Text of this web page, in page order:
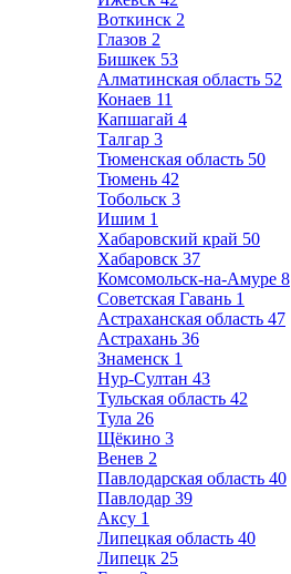
Воткинск 2
Глазов 2
Бишкек 53
Алматинская область 52
Конаев 11
Капшагай 4
Талгар 3
Тюменская область 50
Тюмень 42
Тобольск 3
Ишим 1
Хабаровский край 50
Хабаровск 37
Комсомольск-на-Амуре 8
Советская Гавань 1
Астраханская область 47
Астрахань 36
Знаменск 1
Нур-Султан 43
Тульская область 42
Тула 26
Щёкино 3
Венев 2
Павлодарская область 40
Павлодар 39
Аксу 1
Липецкая область 40
Липецк 25